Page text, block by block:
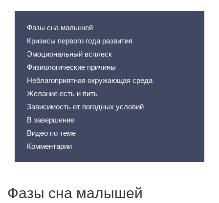
Фазы сна малышей
Кризисы первого года развития
Эмоциональный всплеск
Физиологические причины
Неблагоприятная окружающая среда
Желание есть и пить
Зависимость от погодных условий
В завершение
Видео по теме
Комментарии
Фазы сна малышей